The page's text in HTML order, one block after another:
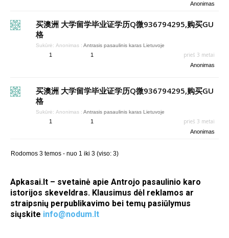
Anonimas
买澳洲 大学留学毕业证学历Q微936794295,购买GU
格
Sukūrė: Anonimas : Antrasis pasaulinis karas Lietuvoje
1 1 prieš 3 metai
Anonimas
买澳洲 大学留学毕业证学历Q微936794295,购买GU
格
Sukūrė: Anonimas : Antrasis pasaulinis karas Lietuvoje
1 1 prieš 3 metai
Anonimas
Rodomos 3 temos - nuo 1 iki 3 (viso: 3)
Apkasai.lt – svetainė apie Antrojo pasaulinio karo
istorijos skeveldras. Klausimus dėl reklamos ar
straipsnių perpublikavimo bei temų pasiūlymus
siųskite info@nodum.lt